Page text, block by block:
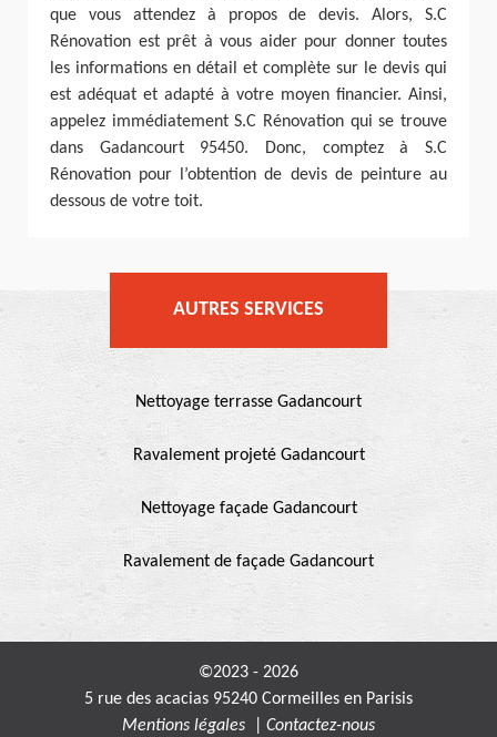
que vous attendez à propos de devis. Alors, S.C
Rénovation est prêt à vous aider pour donner toutes
les informations en détail et complète sur le devis qui
est adéquat et adapté à votre moyen financier. Ainsi,
appelez immédiatement S.C Rénovation qui se trouve
dans Gadancourt 95450. Donc, comptez à S.C
Rénovation pour l’obtention de devis de peinture au
dessous de votre toit.
AUTRES SERVICES
Nettoyage terrasse Gadancourt
Ravalement projeté Gadancourt
Nettoyage façade Gadancourt
Ravalement de façade Gadancourt
©2023 - 2026
5 rue des acacias 95240 Cormeilles en Parisis
Mentions légales
Contactez-nous